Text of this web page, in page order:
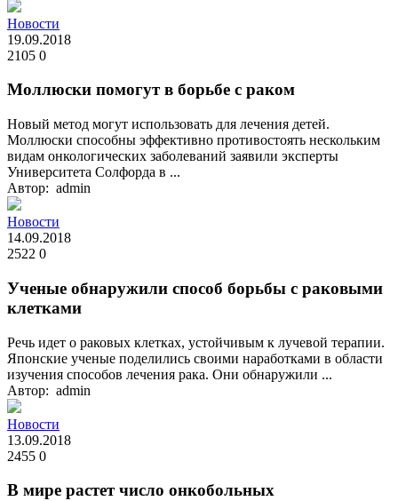
Новости
19.09.2018
2105 0
Моллюски помогут в борьбе с раком
Новый метод могут использовать для лечения детей.
Моллюски способны эффективно противостоять нескольким
видам онкологических заболеваний заявили эксперты
Университета Солфорда в ...
Автор: admin
Новости
14.09.2018
2522 0
Ученые обнаружили способ борьбы с раковыми
клетками
Речь идет о раковых клетках, устойчивым к лучевой терапии.
Японские ученые поделились своими наработками в области
изучения способов лечения рака. Они обнаружили ...
Автор: admin
Новости
13.09.2018
2455 0
В мире растет число онкобольных